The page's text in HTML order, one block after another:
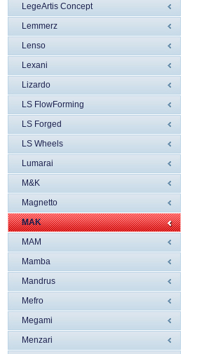
LegeArtis Concept
Lemmerz
Lenso
Lexani
Lizardo
LS FlowForming
LS Forged
LS Wheels
Lumarai
M&K
Magnetto
MAK
MAM
Mamba
Mandrus
Mefro
Megami
Menzari